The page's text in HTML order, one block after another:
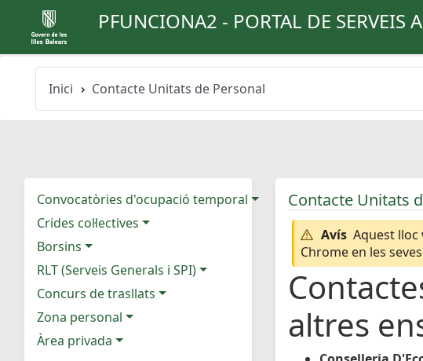
PFUNCIONA2 - PORTAL DE SERVEIS
Inici Contacte Unitats de Personal
Convocatòries d'ocupació temporal
Crides col·lectives
Borsins
RLT (Serveis Generals i SPI)
Concurs de trasllats
Zona personal
Àrea privada
Contacte Unitats
Avís Aquest lloc
Chrome en les
altres